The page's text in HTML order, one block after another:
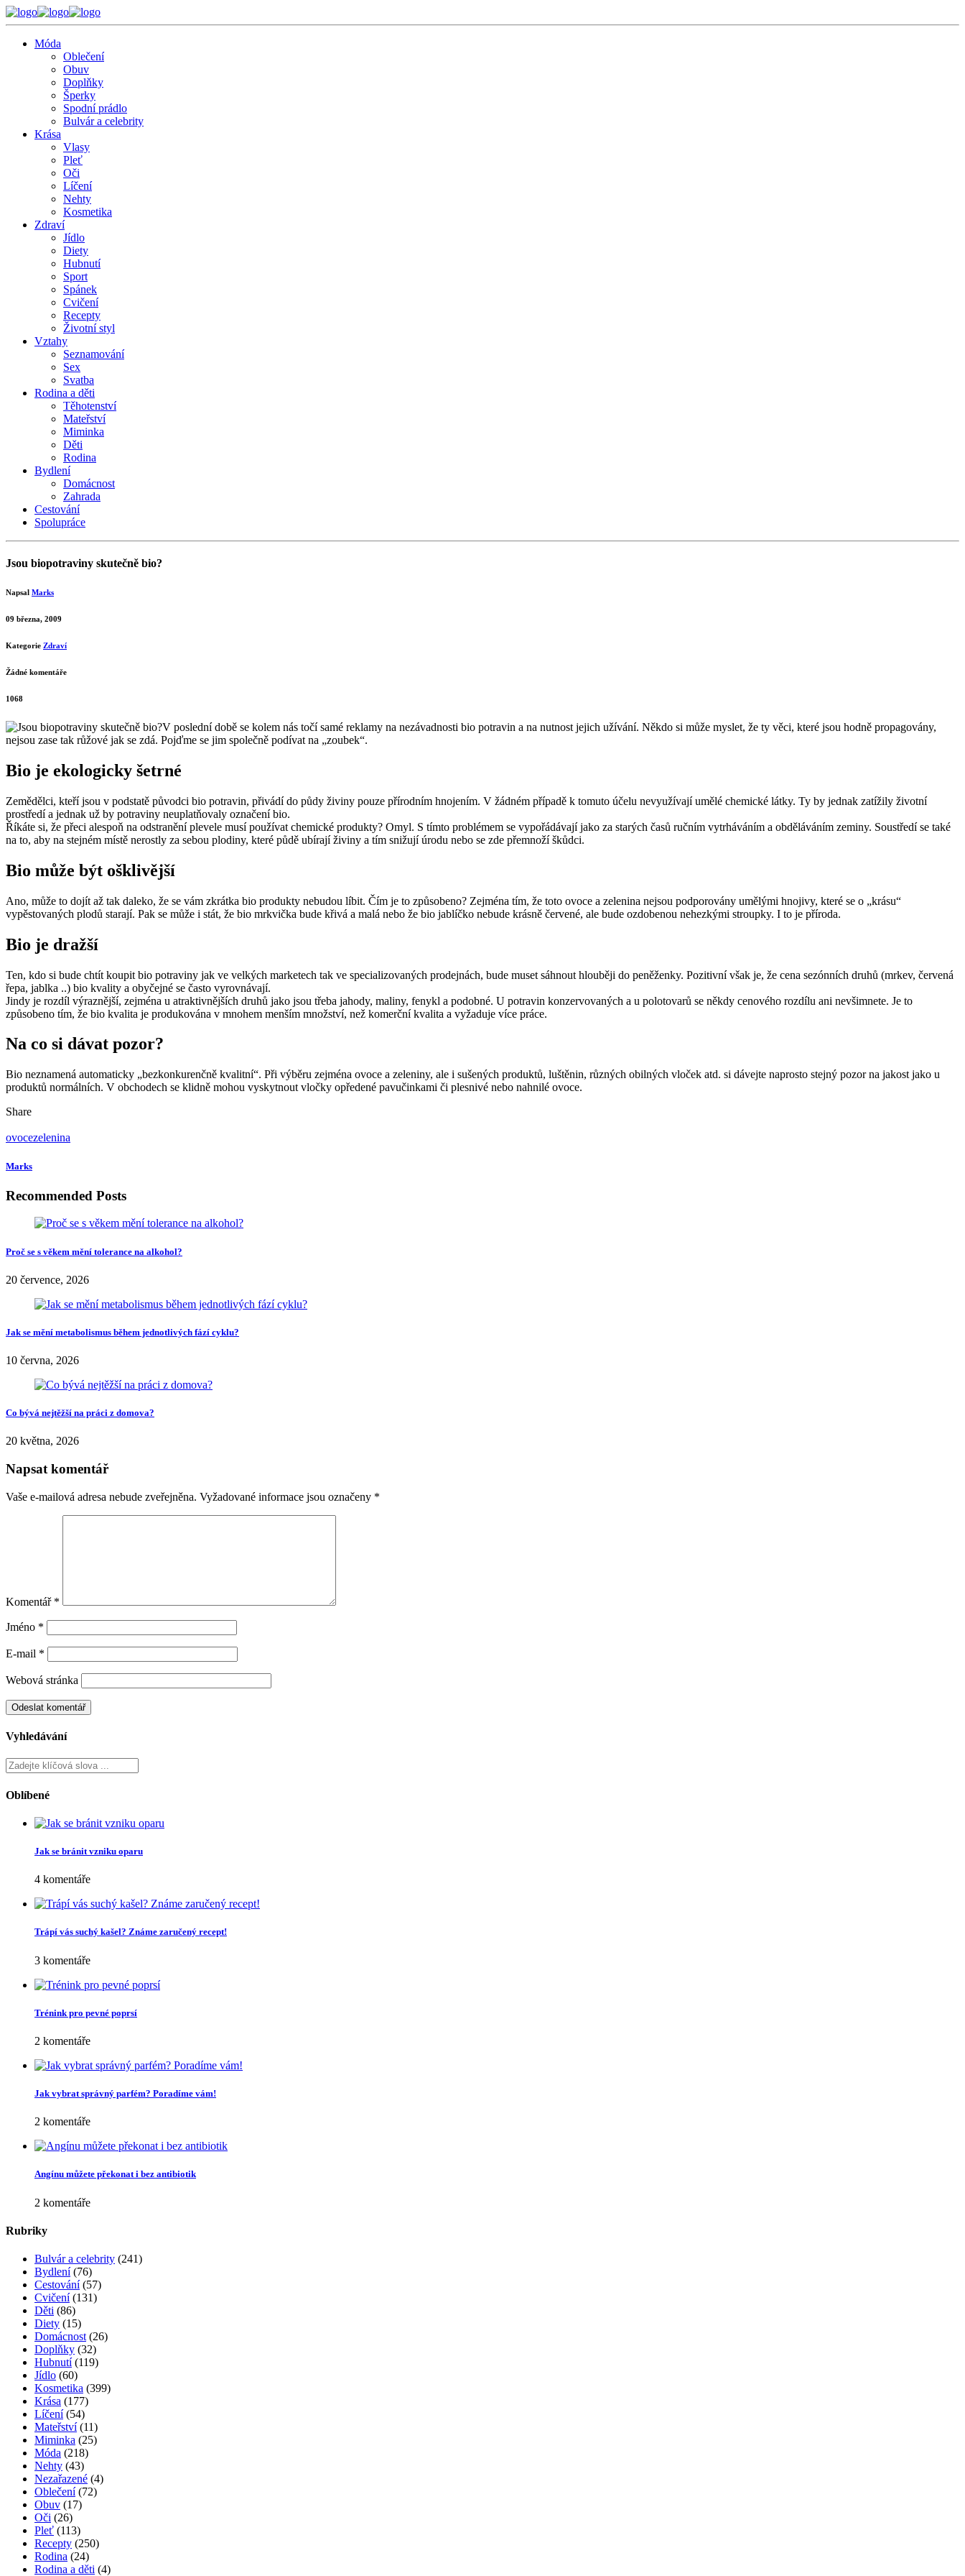
Móda
Oblečení
Obuv
Doplňky
Šperky
Spodní prádlo
Bulvár a celebrity
Krása
Vlasy
Pleť
Oči
Líčení
Nehty
Kosmetika
Zdraví
Jídlo
Diety
Hubnutí
Sport
Spánek
Cvičení
Recepty
Životní styl
Vztahy
Seznamování
Sex
Svatba
Rodina a děti
Těhotenství
Mateřství
Miminka
Děti
Rodina
Bydlení
Domácnost
Zahrada
Cestování
Spolupráce
Jsou biopotraviny skutečně bio?
Napsal Marks
09 března, 2009
Kategorie Zdraví
Žádné komentáře
1068
V poslední době se kolem nás točí samé reklamy na nezávadnosti bio potravin a na nutnost jejich užívání. Někdo si může myslet, že ty věci, které jsou hodně propagovány,
nejsou zase tak růžové jak se zdá. Pojďme se jim společně podívat na „zoubek“.
Bio je ekologicky šetrné
Zemědělci, kteří jsou v podstatě původci bio potravin, přivádí do půdy živiny pouze přírodním hnojením. V žádném případě k tomuto účelu nevyužívají umělé chemické látky. Ty by jednak zatížily životní
prostředí a jednak už by potraviny neuplatňovaly označení bio.
Říkáte si, že přeci alespoň na odstranění plevele musí používat chemické produkty? Omyl. S tímto problémem se vypořádávají jako za starých časů ručním vytrháváním a obděláváním zeminy. Soustředí se také
na to, aby na stejném místě nerostly za sebou plodiny, které půdě ubírají živiny a tím snižují úrodu nebo se zde přemnoží škůdci.
Bio může být ošklivější
Ano, může to dojít až tak daleko, že se vám zkrátka bio produkty nebudou líbit. Čím je to způsobeno? Zejména tím, že toto ovoce a zelenina nejsou podporovány umělými hnojivy, které se o „krásu“
vypěstovaných plodů starají. Pak se může i stát, že bio mrkvička bude křivá a malá nebo že bio jablíčko nebude krásně červené, ale bude ozdobenou nehezkými stroupky. I to je příroda.
Bio je dražší
Ten, kdo si bude chtít koupit bio potraviny jak ve velkých marketech tak ve specializovaných prodejnách, bude muset sáhnout hlouběji do peněženky. Pozitivní však je, že cena sezónních druhů (mrkev, červená
řepa, jablka ..) bio kvality a obyčejné se často vyrovnávají.
Jindy je rozdíl výraznější, zejména u atraktivnějších druhů jako jsou třeba jahody, maliny, fenykl a podobné. U potravin konzervovaných a u polotovarů se někdy cenového rozdílu ani nevšimnete. Je to
způsobeno tím, že bio kvalita je produkována v mnohem menším množství, než komerční kvalita a vyžaduje více práce.
Na co si dávat pozor?
Bio neznamená automaticky „bezkonkurenčně kvalitní“. Při výběru zejména ovoce a zeleniny, ale i sušených produktů, luštěnin, různých obilných vloček atd. si dávejte naprosto stejný pozor na jakost jako u
produktů normálních. V obchodech se klidně mohou vyskytnout vločky opředené pavučinkami či plesnivé nebo nahnilé ovoce.
Share
ovocezelenina
Marks
Recommended Posts
Proč se s věkem mění tolerance na alkohol?
20 července, 2026
Jak se mění metabolismus během jednotlivých fází cyklu?
10 června, 2026
Co bývá nejtěžší na práci z domova?
20 května, 2026
Napsat komentář
Vaše e-mailová adresa nebude zveřejněna. Vyžadované informace jsou označeny *
Komentář *
Jméno *
E-mail *
Webová stránka
Vyhledávání
Oblíbené
Jak se bránit vzniku oparu
4 komentáře
Trápí vás suchý kašel? Známe zaručený recept!
3 komentáře
Trénink pro pevné poprsí
2 komentáře
Jak vybrat správný parfém? Poradíme vám!
2 komentáře
Angínu můžete překonat i bez antibiotik
2 komentáře
Rubriky
Bulvár a celebrity (241)
Bydlení(76)
Cestování(57)
Cvičení(131)
Děti (86)
Diety (15)
Domácnost (26)
Doplňky (32)
Hubnutí(119)
Jídlo (60)
Kosmetika (399)
Krása (177)
Líčení(54)
Mateřství(11)
Miminka (25)
Móda (218)
Nehty (43)
Nezařazené (4)
Oblečení(72)
Obuv (17)
Oči (26)
Pleť (113)
Recepty (250)
Rodina (24)
Rodina a děti (4)